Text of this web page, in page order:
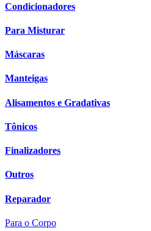
Condicionadores
Para Misturar
Máscaras
Manteigas
Alisamentos e Gradativas
Tônicos
Finalizadores
Outros
Reparador
Para o Corpo